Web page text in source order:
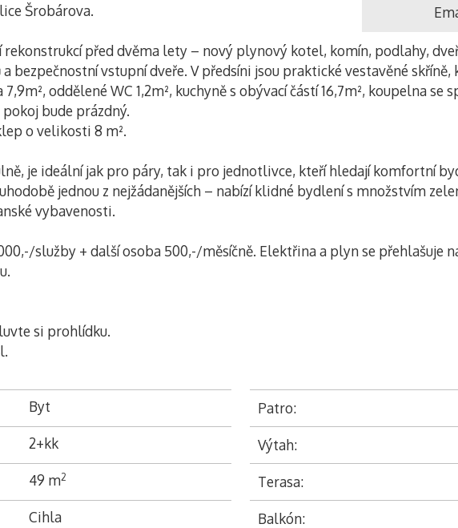
Šrobárova.
před dvěma lety – nový plynový kotel, komín, podlahy,
bezpečnostní vstupní dveře. V předsíni jsou praktické vestavěné
oddělené WC 1,2m², kuchyně s obývací částí 16,7m², koupelna
bude prázdný.
o velikosti 8 m².
je ideální jak pro páry, tak i pro jednotlivce, kteří hledají komfortní
jednou z nejžádanějších – nabízí klidné bydlení s množstvím
vybavenosti.
služby + další osoba 500,-/měsíčně. Elektřina a plyn se přehlašuje
si prohlídku.
Byt
2+kk
49 m2
Cihla
Patro:
Výtah:
Terasa:
Balkón: